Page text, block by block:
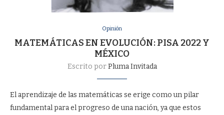
Opinión
MATEMÁTICAS EN EVOLUCIÓN: PISA 2022 Y
MÉXICO
Escrito porPluma Invitada
El aprendizaje de las matemáticas se erige como un pilar
fundamental para el progreso de una nación, ya que estos